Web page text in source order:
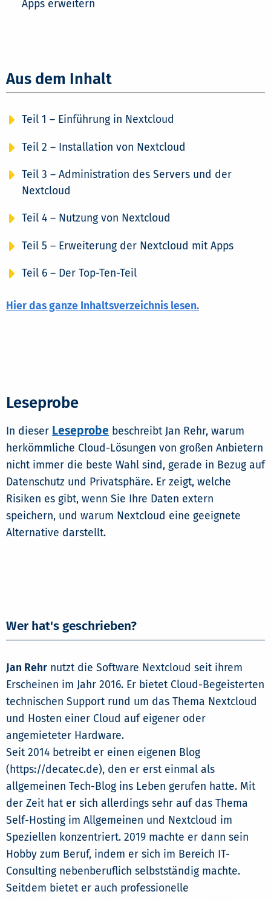
Apps erweitern
Aus dem Inhalt
Teil 1 – Einführung in Nextcloud
Teil 2 – Installation von Nextcloud
Teil 3 – Administration des Servers und der
Nextcloud
Teil 4 – Nutzung von Nextcloud
Teil 5 – Erweiterung der Nextcloud mit Apps
Teil 6 – Der Top-Ten-Teil
Hier das ganze Inhaltsverzeichnis lesen.
Leseprobe
In dieser Leseprobe beschreibt Jan Rehr, warum
herkömmliche Cloud-Lösungen von großen Anbietern
nicht immer die beste Wahl sind, gerade in Bezug auf
Datenschutz und Privatsphäre. Er zeigt, welche
Risiken es gibt, wenn Sie Ihre Daten extern
speichern, und warum Nextcloud eine geeignete
Alternative darstellt.
Wer hat's geschrieben?
Jan Rehr nutzt die Software Nextcloud seit ihrem
Erscheinen im Jahr 2016. Er bietet Cloud-Begeisterten
technischen Support rund um das Thema Nextcloud
und Hosten einer Cloud auf eigener oder
angemieteter Hardware.
Seit 2014 betreibt er einen eigenen Blog
(https://decatec.de), den er erst einmal als
allgemeinen Tech-Blog ins Leben gerufen hatte. Mit
der Zeit hat er sich allerdings sehr auf das Thema
Self-Hosting im Allgemeinen und Nextcloud im
Speziellen konzentriert. 2019 machte er dann sein
Hobby zum Beruf, indem er sich im Bereich IT-
Consulting nebenberuflich selbstständig machte.
Seitdem bietet er auch professionelle